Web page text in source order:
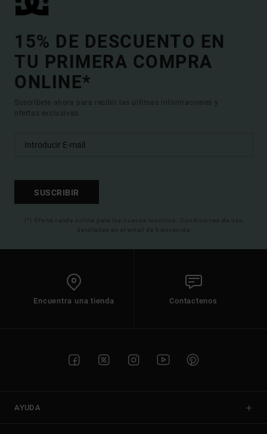
15% DE DESCUENTO EN
TU PRIMERA COMPRA
ONLINE*
Suscríbete ahora para recibir las ultimas informaciones y
ofertas exclusivas.
SUSCRIBIR
(*) Oferta valida online para los nuevos inscritos. Condiciones de uso
detalladas en el email de bienvenida
Encuentra una tienda Contactenos
AYUDA